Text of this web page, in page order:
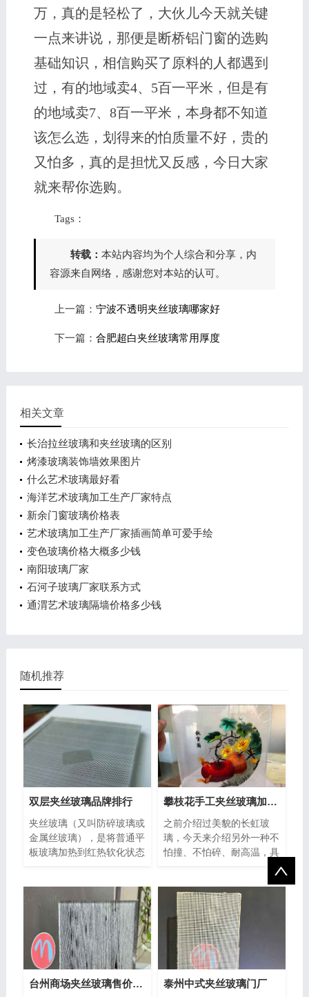
万，真的是轻松了，大伙儿今天就关键
一点来讲说，那便是断桥铝门窗的选购
基础知识，相信购买了原料的人都遇到
过，有的地域卖4、5百一平米，但是有
的地域卖7、8百一平米，本身都不知道
该怎么选，划得来的怕质量不好，贵的
又怕多，真的是担忧又反感，今日大家
就来帮你选购。
Tags：
转载： 本站内容均为个人综合和分享，内
容源来自网络，感谢您对本站的认可。
上一篇： 宁波不透明夹丝玻璃哪家好
下一篇： 合肥超白夹丝玻璃常用厚度
相关文章
长治拉丝玻璃和夹丝玻璃的区别
烤漆玻璃装饰墙效果图片
什么艺术玻璃最好看
海洋艺术玻璃加工生产厂家特点
新余门窗玻璃价格表
艺术玻璃加工生产厂家插画简单可爱手绘
变色玻璃价格大概多少钱
南阳玻璃厂家
石河子玻璃厂家联系方式
通渭艺术玻璃隔墙价格多少钱
随机推荐
双层夹丝玻璃品牌排行
夹丝玻璃（又叫防碎玻璃或
金属丝玻璃），是将普通平
板玻璃加热到红热软化状态
攀枝花手工夹丝玻璃加工厂家
之前介绍过美貌的长虹玻
璃，今天来介绍另外一种不
怕撞、不怕碎、耐高温，具
有超强的装饰性，同时也能
台州商场夹丝玻璃售价多少 泰州中式夹丝玻璃门厂